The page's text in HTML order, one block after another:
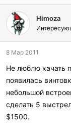
Himoza
8 Мар 2011
Не люблю качать
появилась
небольшой
сделать 5
$1500.